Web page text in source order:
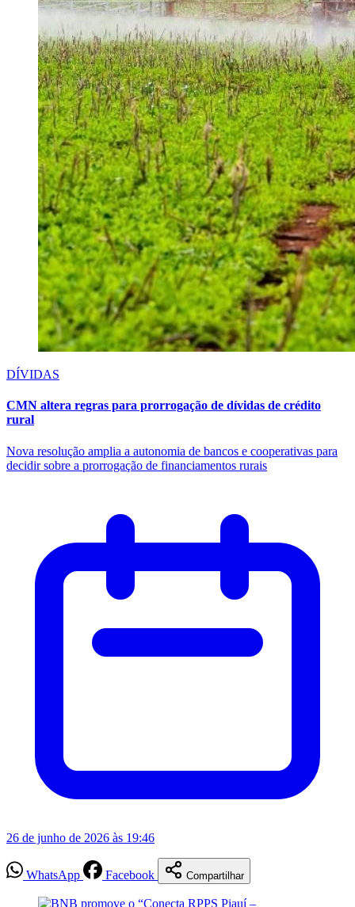
DÍVIDAS
CMN altera regras para prorrogação de dívidas de crédito
rural
Nova resolução amplia a autonomia de bancos e cooperativas para
decidir sobre a prorrogação de financiamentos rurais
26 de junho de 2026 às 19:46
WhatsApp Facebook Compartilhar